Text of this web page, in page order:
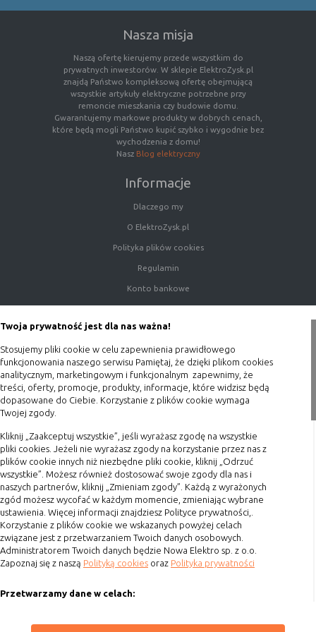
Twoja prywatność jest dla nas ważna!
Stosujemy pliki cookie w celu zapewnienia prawidłowego
funkcjonowania naszego serwisu Pamiętaj, że dzięki plikom cookies
analitycznym, marketingowym i funkcjonalnym zapewnimy, że
treści, oferty, promocje, produkty, informacje, które widzisz będą
dopasowane do Ciebie. Korzystanie z plików cookie wymaga
Twojej zgody.
Kliknij „Zaakceptuj wszystkie”, jeśli wyrażasz zgodę na wszystkie
pliki cookies. Jeżeli nie wyrażasz zgody na korzystanie przez nas z
plików cookie innych niż niezbędne pliki cookie, kliknij „Odrzuć
wszystkie”. Możesz również dostosować swoje zgody dla nas i
naszych partnerów, kliknij „Zmieniam zgody”. Każdą z wyrażonych
zgód możesz wycofać w każdym momencie, zmieniając wybrane
ustawienia. Więcej informacji znajdziesz Polityce prywatności,.
Korzystanie z plików cookie we wskazanych powyżej celach
związane jest z przetwarzaniem Twoich danych osobowych.
Administratorem Twoich danych będzie Nowa Elektro sp. z o.o.
Zapoznaj się z naszą Polityką cookies oraz Polityka prywatności
Przetwarzamy dane w celach:
treści i reklam oraz ich pomiaru, tworzenia statystyk, poprawy
(third-party
cookie umieszczone przez zewnętrzne
zostały wywołane przez właściciela
witryny
cookie mogą być wywołane przez administratora
za pomocą skryptów, komponentów, które znajdują się na
serwerach partnera, umiejscowionych w innej lokalizacji –
W przypadku wywołania przez administratora witryny
komponentów serwisu pochodzących spoza systemu
zasady polityki cookies niż polityka prywatności / cookies
administratora witryny.
D. Ze względu na cel jakiemu służą:
Rodzaj
Opis
Konfiguracji
umożliwiają ustawienia funkcji i usług
Bezpieczeństwo
i niezawodność
serwisu
umożliwiają weryfikację
autentyczności oraz optymalizację
wydajności serwisu
Uwierzytelnianie
czemu witryna może pokazywać
odpowiednie informacje i funkcje
Stan sesji
umożliwiają zapisywanie informacji o
tym, jak użytkownicy korzystają z
witryny. Mogą one dotyczyć najczęściej
odwiedzanych stron lub ewentualnych
komunikatów o błędach
wyświetlanych na niektórych stronach.
Pliki cookie służące do zapisywania
usługi i zwiększać komfort
Nasza misja
Naszą ofertę kierujemy przede wszystkim do
prywatnych inwestorów. W sklepie ElektroZysk.pl
znajdą Państwo kompleksową ofertę obejmującą
wszystkie artykuły elektryczne potrzebne przy
remoncie mieszkania czy budowie domu.
Gwarantujemy markowe produkty w dobrych cenach,
które będą mogli Państwo kupić szybko i wygodnie bez
wychodzenia z domu!
Nasz Blog elektryczny
Informacje
Dlaczego my
O ElektroZysk.pl
Polityka plików cookies
Regulamin
Konto bankowe
Porady
Polityka prywatności
Blog
Zakupy
Formy płatności
Koszty przesyłki
Dostawa
Reklamacje
Zwrot towaru
Kontakt
Szybki kontakt